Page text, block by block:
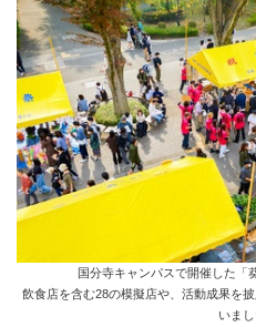
国分寺キャンパスで開催した「
飲食店を含む28の模擬店や、活動成果を
いまし